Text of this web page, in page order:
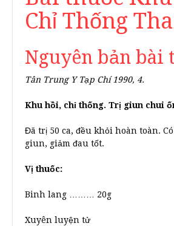
Chỉ Thống
Nguyên bản bài
Tân Trung Y Tạp Chí 1990, 4.
Khu hồi, chỉ thống. Trị giun chui
Đã trị 50 ca, đều khỏi hoàn toàn.
giun, giảm đau tốt.
Vị thuốc:
Binh lang ……… 20g
Xuyên luyện tử